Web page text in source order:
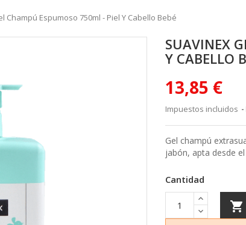
Champú Espumoso 750ml - Piel Y Cabello Bebé
SUAVINEX
Y CABELLO
13,85 €
Impuestos incluidos
Gel champú
jabón, apta desde
Cantidad
